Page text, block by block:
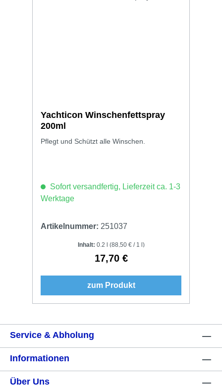
Yachticon Winschenfettspray
200ml
Pflegt und Schützt alle Winschen.
Sofort versandfertig, Lieferzeit ca. 1-3
Werktage
Artikelnummer: 251037
Inhalt: 0.2 l (88,50 € / 1 l)
Regulärer Preis:
17,70 €
zum Produkt
Service & Abholung
Informationen
Über Uns